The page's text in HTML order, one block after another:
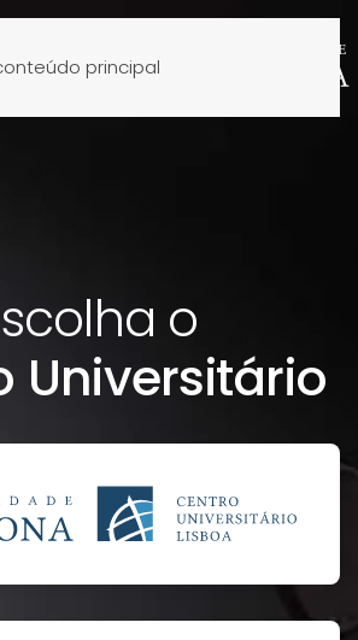
principal
o
Universitário